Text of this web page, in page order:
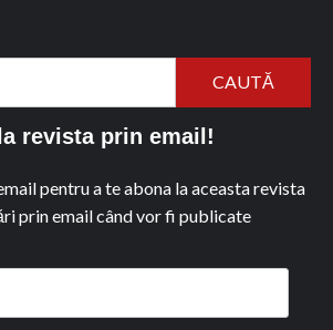
revista prin email!
pentru a te abona la aceasta revista
prin email când vor fi publicate